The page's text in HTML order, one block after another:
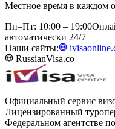
Местное время в каждом
Пн–Пт: 10:00 – 19:00
автоматически 24/7
Наши сайты:
RussianVisa.co
Официальный сервис
Лицензированный
Федеральном агентстве